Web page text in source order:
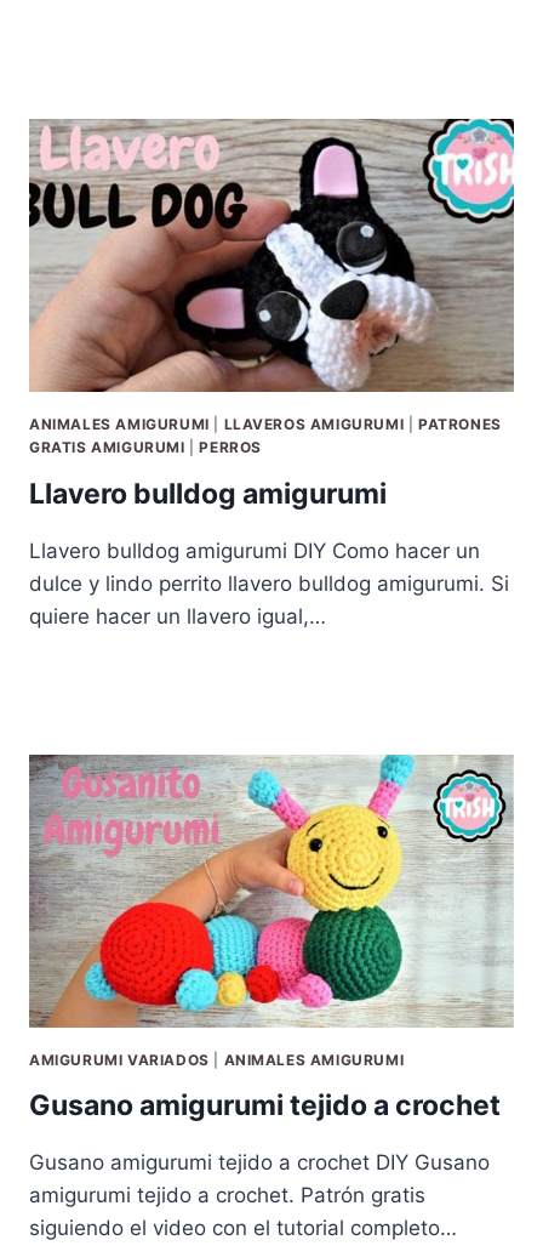
ANIMALES AMIGURUMI LLAVEROS AMIGURUMI |PATRONES
GRATIS AMIGURUMI |PERROS
Llavero bulldog amigurumi
Llavero bulldog amigurumi DIY Como hacer un
dulce y lindo perrito llavero bulldog amigurumi. Si
quiere hacer un llavero igual,…
AMIGURUMI VARIADOS ANIMALES AMIGURUMI
Gusano amigurumi tejido a crochet
Gusano amigurumi tejido a crochet DIY Gusano
amigurumi tejido a crochet. Patrón gratis
siguiendo el video con el tutorial completo…